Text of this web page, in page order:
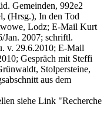
Gemeinden, 992e2
(Hrsg.), In den Tod
Lodz; E-Mail Kurt
Jan. 2007; schriftl.
v. 29.6.2010; E-Mail
Gespräch mit Steffi
Stolpersteine,
aus dem
siehe Link "Recherche